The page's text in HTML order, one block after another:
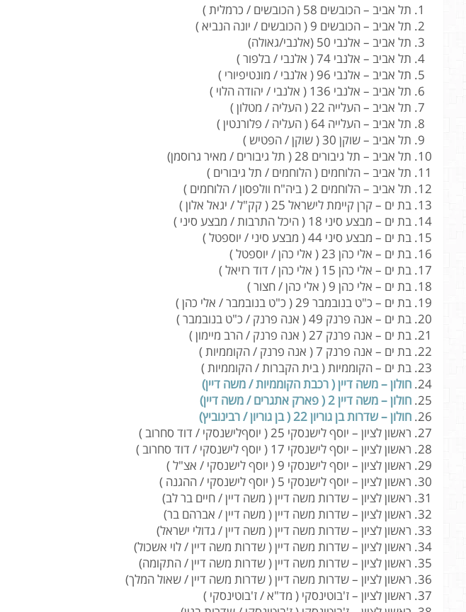
תל אביב – הכובשים 58 ( הכובשים / כרמלית )
תל אביב – הכובשים 9 ( הכובשים / יונה הנביא )
תל אביב – אלנבי 50 (אלנבי/גאולה)
תל אביב – אלנבי 74 ( אלנבי / בלפור )
תל אביב – אלנבי 96 ( אלנבי / מונטיפיורי )
תל אביב – אלנבי 136 ( אלנבי / יהודה הלוי )
תל אביב – העלייה 22 ( העליה / מטלון )
תל אביב – העלייה 64 ( העליה / פלורנטין )
תל אביב – שוקן 30 ( שוקן / הפטיש )
תל אביב – תל גיבורים 28 ( תל גיבורים / מאיר גרוסמן)
תל אביב – הלוחמים ( הלוחמים / תל גיבורים )
תל אביב – הלוחמים 2 ( ביה"ח וולפסון / הלוחמים )
בת ים – קרן קיימת לישראל 25 ( קק"ל / יגאל אלון )
בת ים – מבצע סיני 18 ( היכל התרבות / מבצע סיני )
בת ים – מבצע סיני 44 ( מבצע סיני / יוספטל )
בת ים – אלי כהן 23 ( אלי כהן / יוספטל )
בת ים – אלי כהן 15 ( אלי כהן / דוד רזיאל )
בת ים – אלי כהן 9 ( אלי כהן / חצור )
בת ים – כ"ט בנובמבר 29 ( כ"ט בנובמבר / אלי כהן )
בת ים – אנה פרנק 49 ( אנה פרנק / כ"ט בנובמבר )
בת ים – אנה פרנק 27 ( אנה פרנק / הרב מיימון )
בת ים – אנה פרנק 7 ( אנה פרנק / הקוממיות )
בת ים – הקוממיות ( בית הקברות / הקוממיות )
חולון – משה דיין ( רכבת הקוממיות / משה דיין)
חולון – משה דיין 2 ( פארק אתגרים / משה דיין)
חולון – שדרות בן גוריון 22 ( בן גוריון / רבינוביץ)
ראשון לציון – יוסף לישנסקי 25 ( יוסףלישנסקי / דוד סחרוב )
ראשון לציון – יוסף לישנסקי 17 ( יוסף לישנסקי / דוד סחרוב )
ראשון לציון – יוסף לישנסקי 9 ( יוסף לישנסקי / אצ"ל )
ראשון לציון – יוסף לישנסקי 5 ( יוסף לישנסקי / ההגנה )
ראשון לציון – שדרות משה דיין ( משה דיין / חיים בר לב)
ראשון לציון – שדרות משה דיין ( משה דיין / אברהם בר)
ראשון לציון – שדרות משה דיין ( משה דיין / גדולי ישראל)
ראשון לציון – שדרות משה דיין ( שדרות משה דיין / לוי אשכול)
ראשון לציון – שדרות משה דיין ( שדרות משה דיין / התקומה)
ראשון לציון – שדרות משה דיין ( שדרות משה דיין / שאול המלך)
ראשון לציון – ז'בוטינסקי ( מד"א / ז'בוטינסקי )